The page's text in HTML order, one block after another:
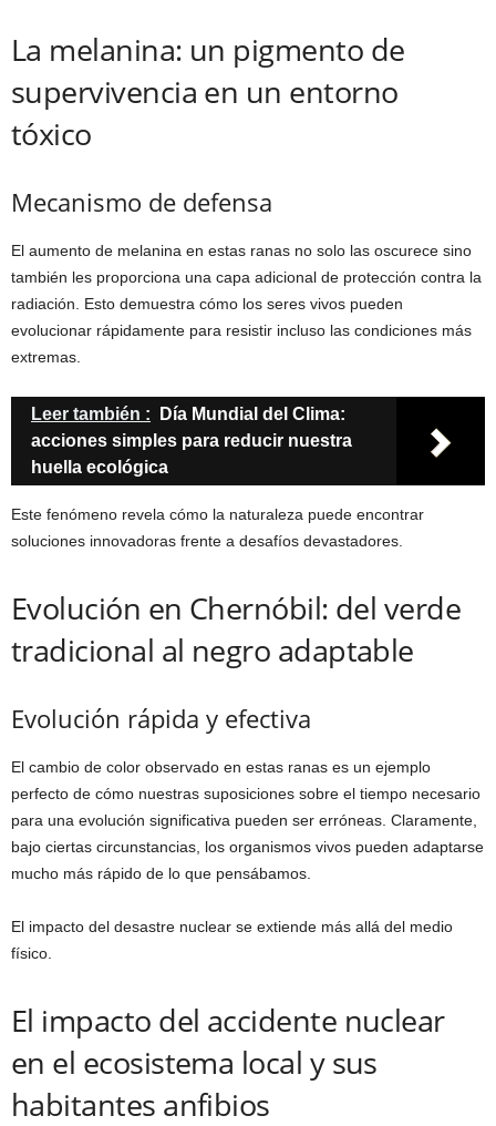
La melanina: un pigmento de
supervivencia en un entorno
tóxico
Mecanismo de defensa
El aumento de melanina en estas ranas no solo las oscurece sino
también les proporciona una capa adicional de protección contra la
radiación. Esto demuestra cómo los seres vivos pueden
evolucionar rápidamente para resistir incluso las condiciones más
extremas.
Leer también :
Día Mundial del Clima:
acciones simples para reducir nuestra
huella ecológica
Este fenómeno revela cómo la naturaleza puede encontrar
soluciones innovadoras frente a desafíos devastadores.
Evolución en Chernóbil: del verde
tradicional al negro adaptable
Evolución rápida y efectiva
El cambio de color observado en estas ranas es un ejemplo
perfecto de cómo nuestras suposiciones sobre el tiempo necesario
para una evolución significativa pueden ser erróneas. Claramente,
bajo ciertas circunstancias, los organismos vivos pueden adaptarse
mucho más rápido de lo que pensábamos.
El impacto del desastre nuclear se extiende más allá del medio
físico.
El impacto del accidente nuclear
en el ecosistema local y sus
habitantes anfibios